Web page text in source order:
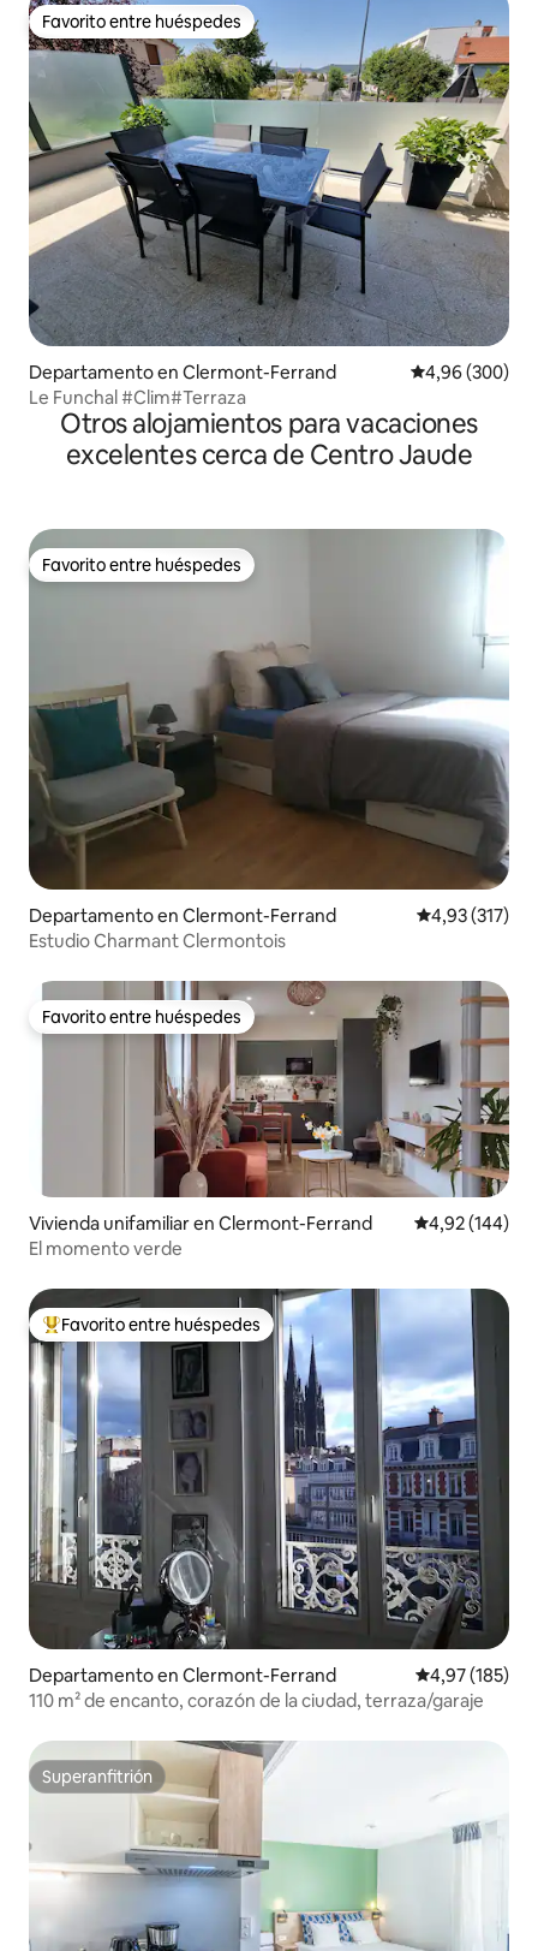
Favorito entre huéspedes
Favorito entre huéspedes
Departamento en Clermont-Ferrand Calificación
4,96 (300)
Le Funchal #Clim#Terraza
Otros alojamientos para vacaciones
excelentes cerca de Centro Jaude
Favorito entre huéspedes
Favorito entre huéspedes
Departamento en Clermont-Ferrand Calificación
4,93 (317)
Estudio Charmant Clermontois
Favorito entre huéspedes
Favorito entre huéspedes
Vivienda unifamiliar en Clermont-Ferrand Calificación
4,92 (144)
El momento verde
Favorito entre los huéspedes más destacados
Favorito entre huéspedes
Departamento en Clermont-Ferrand Calificación
4,97 (185)
110 m² de encanto, corazón de la ciudad, terraza/garaje
Superanfitrión
Superanfitrión